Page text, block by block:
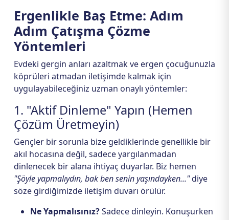
Ergenlikle Baş Etme: Adım
Adım Çatışma Çözme
Yöntemleri
Evdeki gergin anları azaltmak ve ergen çocuğunuzla
köprüleri atmadan iletişimde kalmak için
uygulayabileceğiniz uzman onaylı yöntemler:
1. "Aktif Dinleme" Yapın (Hemen
Çözüm Üretmeyin)
Gençler bir sorunla bize geldiklerinde genellikle bir
akıl hocasına değil, sadece yargılanmadan
dinlenecek bir alana ihtiyaç duyarlar. Biz hemen
"Şöyle yapmalıydın, bak ben senin yaşındayken..."diye
söze girdiğimizde iletişim duvarı örülür.
Ne Yapmalısınız?Sadece dinleyin. Konuşurken